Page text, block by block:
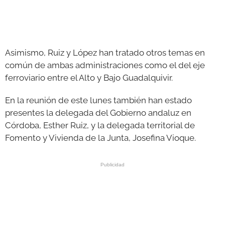
Asimismo, Ruiz y López han tratado otros temas en
común de ambas administraciones como el del eje
ferroviario entre el Alto y Bajo Guadalquivir.
En la reunión de este lunes también han estado
presentes la delegada del Gobierno andaluz en
Córdoba, Esther Ruiz, y la delegada territorial de
Fomento y Vivienda de la Junta, Josefina Vioque.